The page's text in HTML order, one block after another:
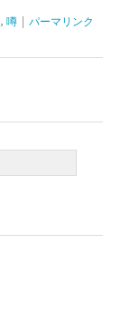
, 噂 パーマリンク